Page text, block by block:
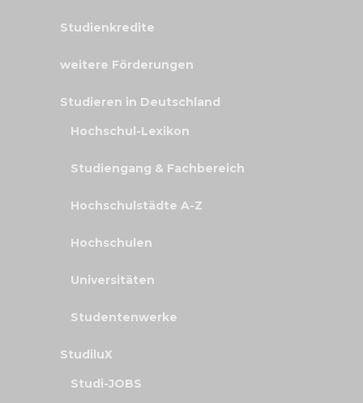
Studienkredite
weitere Förderungen
Studieren in Deutschland
Hochschul-Lexikon
Studiengang & Fachbereich
Hochschulstädte A-Z
Hochschulen
Universitäten
Studentenwerke
StudiluX
Studi-JOBS